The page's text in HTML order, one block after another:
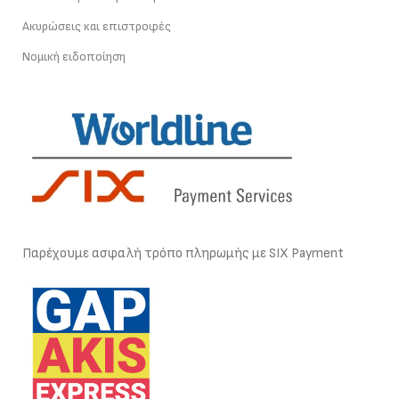
Ακυρώσεις και επιστροφές
Νομική ειδοποίηση
Παρέχουμε ασφαλή τρόπο πληρωμής με SIX Payment